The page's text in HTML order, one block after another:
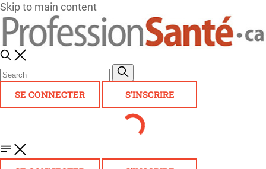
Skip to main content
SE CONNECTER S'INSCRIRE